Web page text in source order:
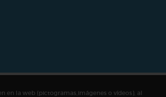
en la web (pictogramas,imágenes o vídeos), al